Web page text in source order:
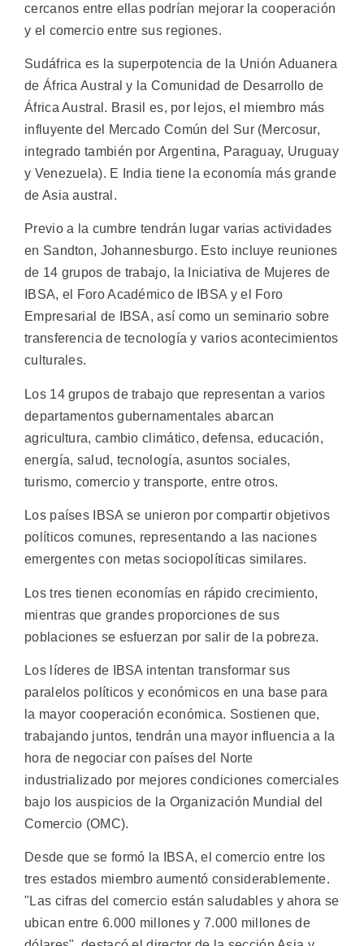
cercanos entre ellas podrían mejorar la cooperación
y el comercio entre sus regiones.
Sudáfrica es la superpotencia de la Unión Aduanera
de África Austral y la Comunidad de Desarrollo de
África Austral. Brasil es, por lejos, el miembro más
influyente del Mercado Común del Sur (Mercosur,
integrado también por Argentina, Paraguay, Uruguay
y Venezuela). E India tiene la economía más grande
de Asia austral.
Previo a la cumbre tendrán lugar varias actividades
en Sandton, Johannesburgo. Esto incluye reuniones
de 14 grupos de trabajo, la Iniciativa de Mujeres de
IBSA, el Foro Académico de IBSA y el Foro
Empresarial de IBSA, así como un seminario sobre
transferencia de tecnología y varios acontecimientos
culturales.
Los 14 grupos de trabajo que representan a varios
departamentos gubernamentales abarcan
agricultura, cambio climático, defensa, educación,
energía, salud, tecnología, asuntos sociales,
turismo, comercio y transporte, entre otros.
Los países IBSA se unieron por compartir objetivos
políticos comunes, representando a las naciones
emergentes con metas sociopolíticas similares.
Los tres tienen economías en rápido crecimiento,
mientras que grandes proporciones de sus
poblaciones se esfuerzan por salir de la pobreza.
Los líderes de IBSA intentan transformar sus
paralelos políticos y económicos en una base para
la mayor cooperación económica. Sostienen que,
trabajando juntos, tendrán una mayor influencia a la
hora de negociar con países del Norte
industrializado por mejores condiciones comerciales
bajo los auspicios de la Organización Mundial del
Comercio (OMC).
Desde que se formó la IBSA, el comercio entre los
tres estados miembro aumentó considerablemente.
"Las cifras del comercio están saludables y ahora se
ubican entre 6.000 millones y 7.000 millones de